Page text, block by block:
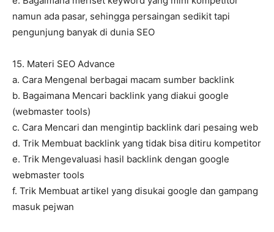
namun ada pasar, sehingga persaingan sedikit tapi
pengunjung banyak di dunia SEO
15. Materi SEO Advance
a. Cara Mengenal berbagai macam sumber backlink
b. Bagaimana Mencari backlink yang diakui google
(webmaster tools)
c. Cara Mencari dan mengintip backlink dari pesaing web
d. Trik Membuat backlink yang tidak bisa ditiru kompetitor
e. Trik Mengevaluasi hasil backlink dengan google
webmaster tools
f. Trik Membuat artikel yang disukai google dan gampang
masuk pejwan